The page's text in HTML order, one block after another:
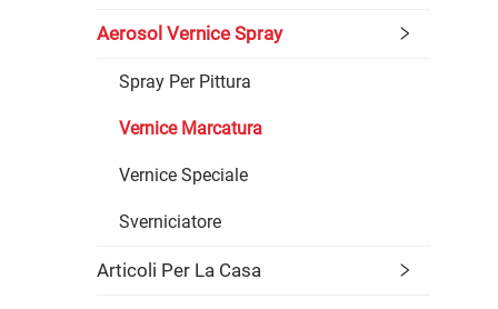
Aerosol Vernice Spray
Spray Per Pittura
Vernice Marcatura
Vernice Speciale
Sverniciatore
Articoli Per La Casa